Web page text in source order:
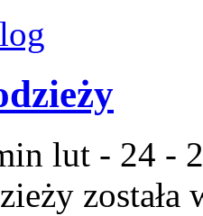
lut - 24 -
została